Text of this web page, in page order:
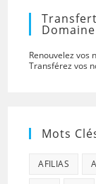
Domaine
Renouvelez vos
Transférez vos
Mots
AFILIAS